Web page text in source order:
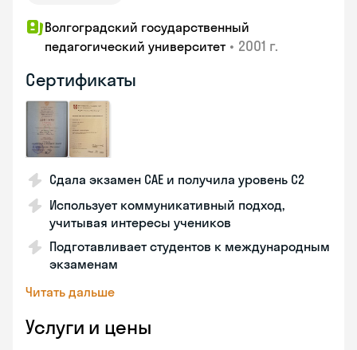
Волгоградский государственный
педагогический университет • 2001 г.
Сертификаты
Сдала экзамен CAE и получила уровень С2
Использует коммуникативный подход,
учитывая интересы учеников
Подготавливает студентов к международным
экзаменам
Читать дальше
Услуги и цены